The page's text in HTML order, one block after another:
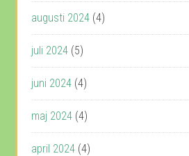
augusti 2024 (4)
juli 2024 (5)
juni 2024 (4)
maj 2024 (4)
april 2024 (4)